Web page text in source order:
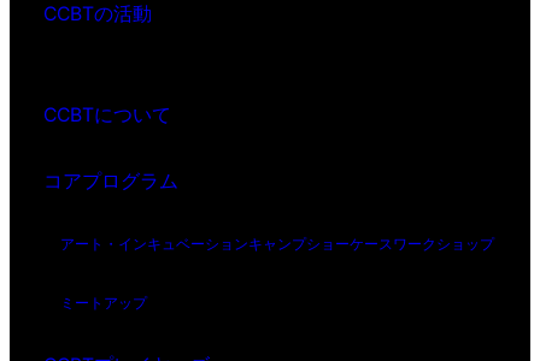
CCBTの活動
CCBTについて
コアプログラム
アート・インキュベーションキャンプショーケースワークショップ
ミートアップ